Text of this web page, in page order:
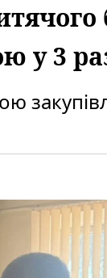
у 3